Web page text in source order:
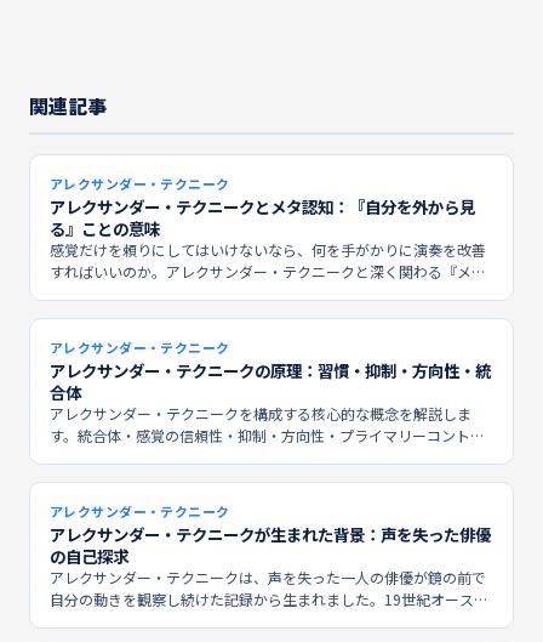
関連記事
アレクサンダー・テクニーク
アレクサンダー・テクニークとメタ認知：『自分を外から見
る』ことの意味
感覚だけを頼りにしてはいけないなら、何を手がかりに演奏を改善
すればいいのか。アレクサンダー・テクニークと深く関わる『メタ
アレクサンダー・テクニーク
アレクサンダー・テクニークの原理：習慣・抑制・方向性・統
合体
アレクサンダー・テクニークを構成する核心的な概念を解説しま
す。統合体・感覚の信頼性・抑制・方向性・プライマリーコントロ
変わり始めます。
アレクサンダー・テクニーク
アレクサンダー・テクニークが生まれた背景：声を失った俳優
の自己探求
アレクサンダー・テクニークは、声を失った一人の俳優が鏡の前で
自分の動きを観察し続けた記録から生まれました。19世紀オースト